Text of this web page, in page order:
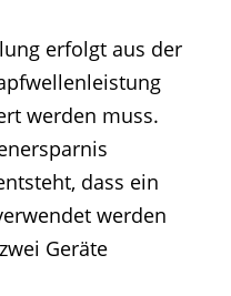
erfolgt aus der
werden muss.
dass ein
werden
Geräte